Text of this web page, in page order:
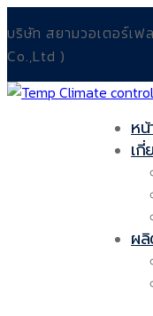
to
content
บริษัท สยามวอเตอร์เ
Co.,Ltd )
ห
เกี่
ผ